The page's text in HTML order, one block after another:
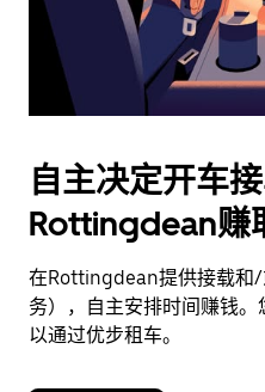
退
闭
日
历。
自主决定开车
Rottingdean赚
在Rottingdean提供接载和
务），自主安排时间赚钱
以通过优步租车。